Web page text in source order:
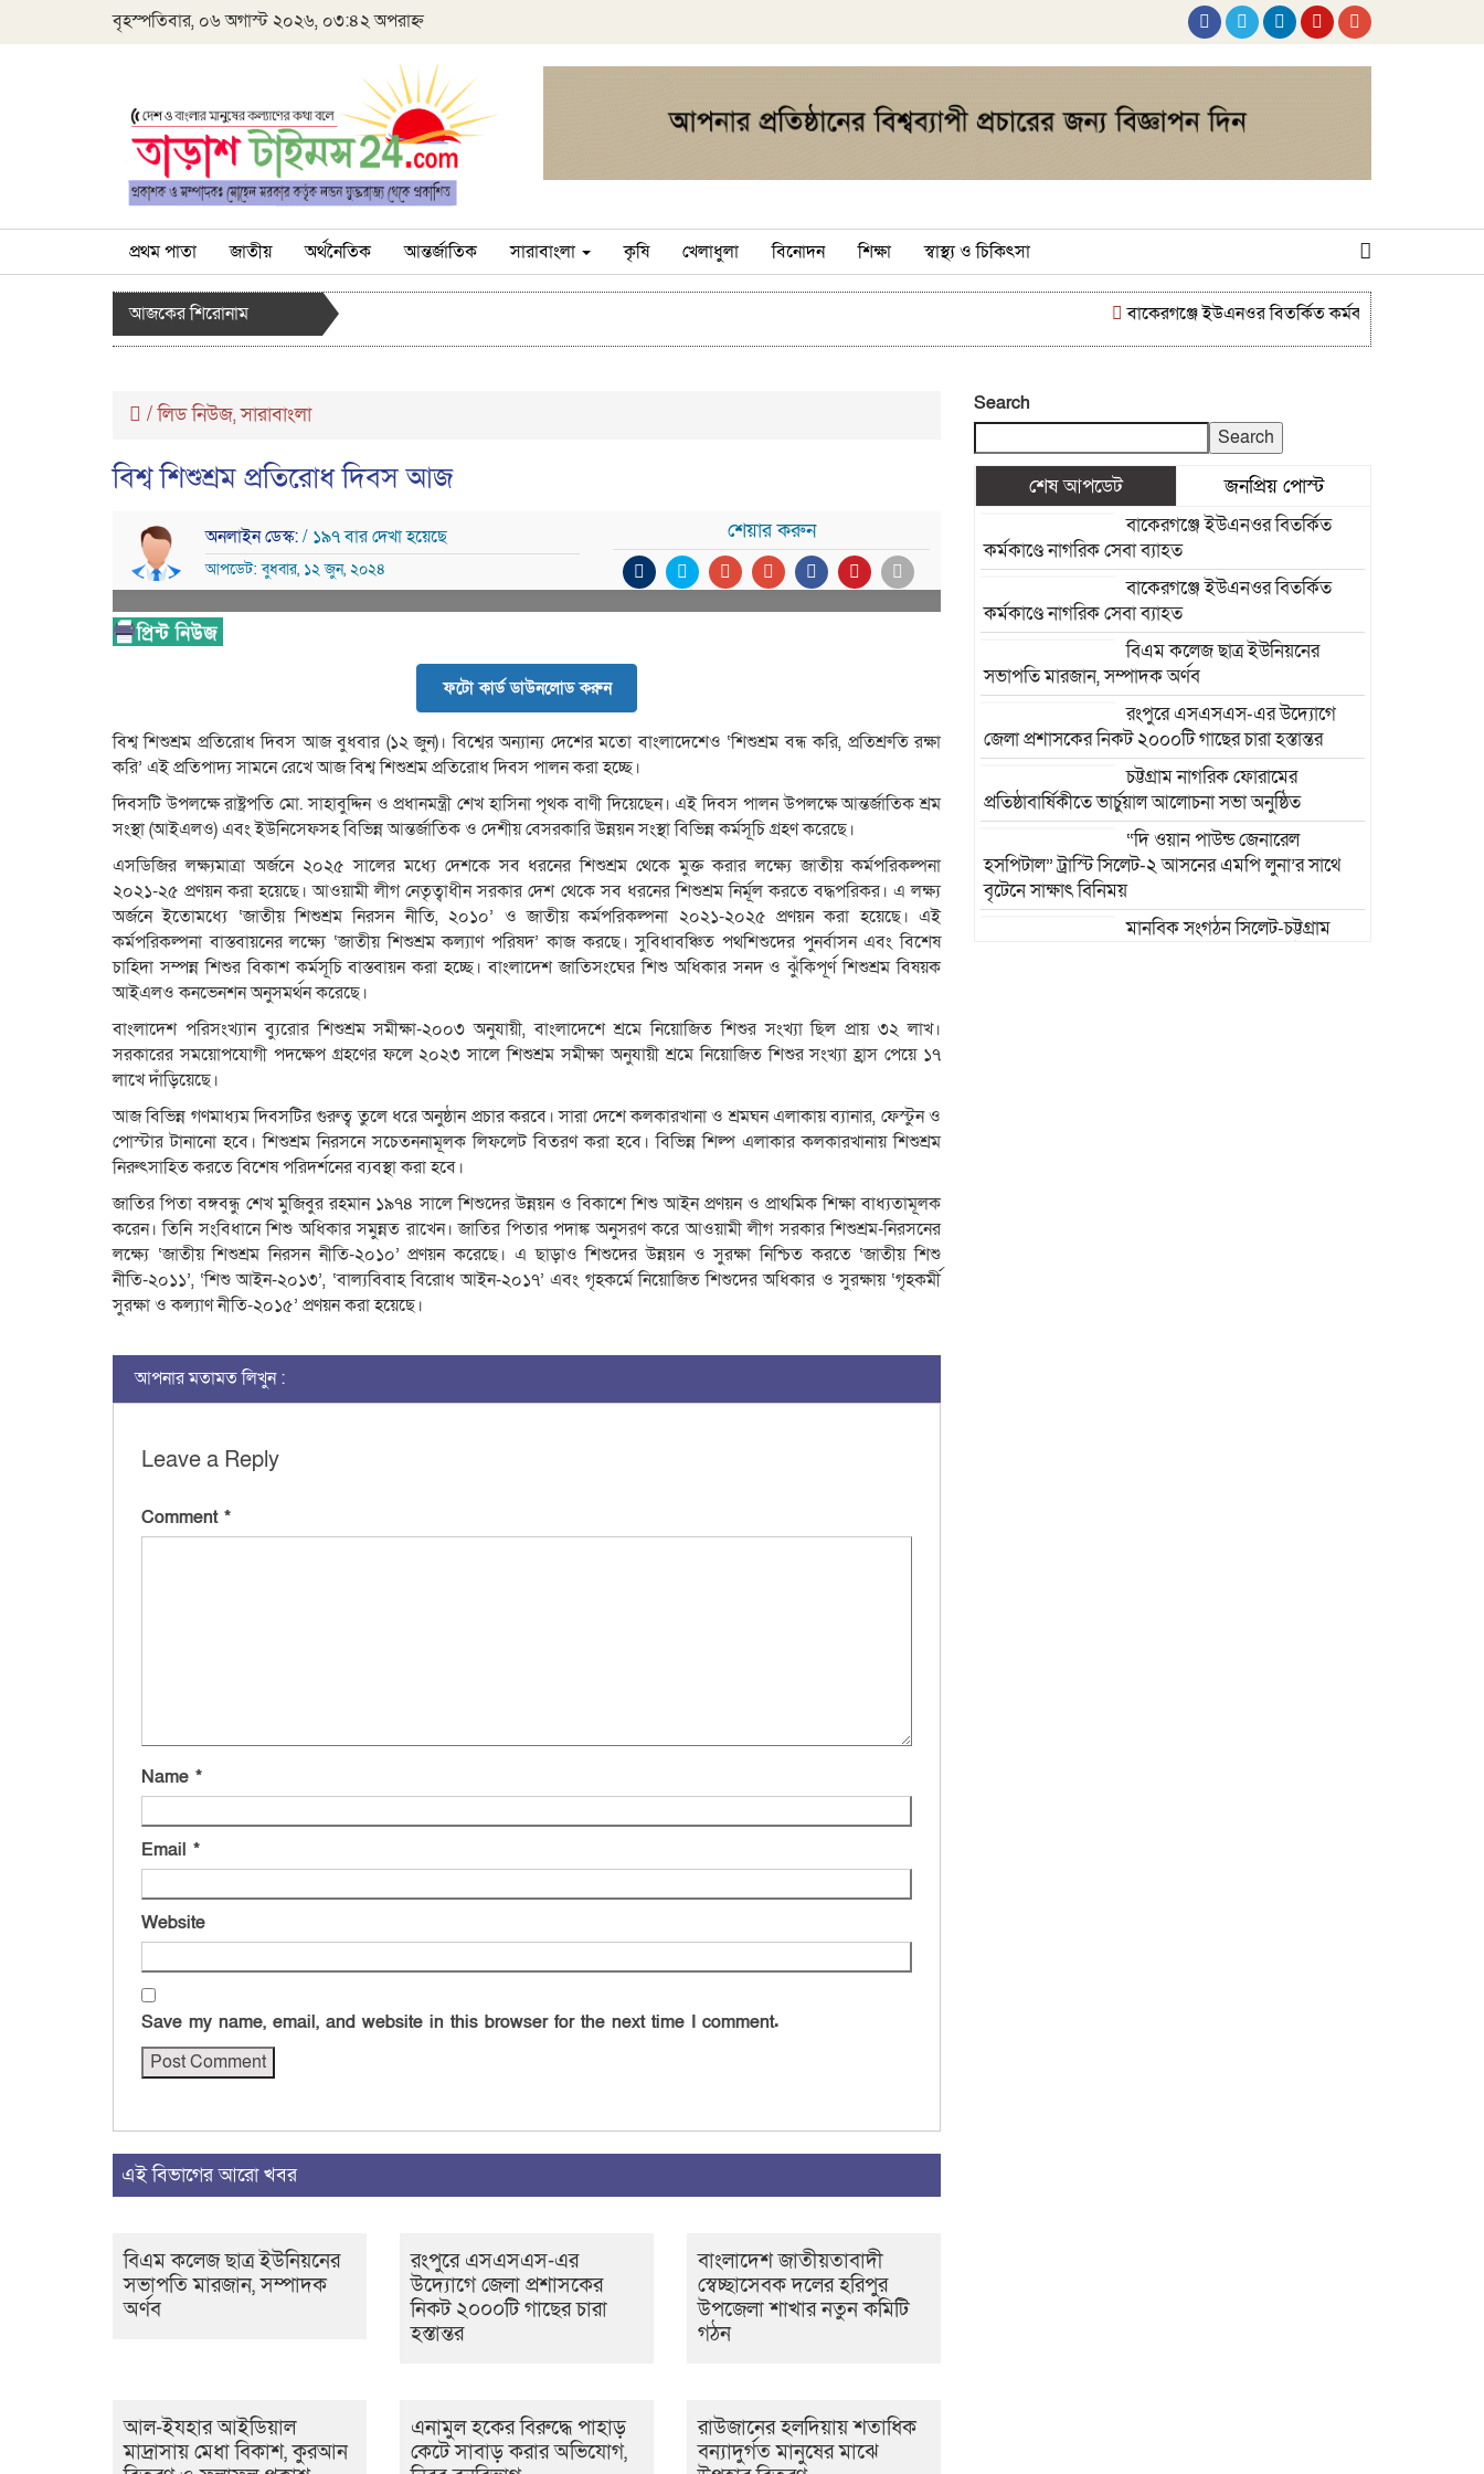
বৃহস্পতিবার, ০৬ অগাস্ট ২০২৬, ০৩:৪২ অপরাহ্ন
প্রথম পাতা জাতীয় অর্থনৈতিক আন্তর্জাতিক সারাবাংলা কৃষি খেলাধুলা বিনোদন শিক্ষা স্বাস্থ্য ও চিকিৎসা
আজকের শিরোনাম বাকেরগঞ্জে ইউএনওর বিতর্কিত কর্মকাণ্ডে নাগরিক সেবা
/লিড নিউজ,সারাবাংলা
বিশ্ব শিশুশ্রম প্রতিরোধ দিবস আজ
অনলাইন ডেস্ক:/ ১৯৭ বার দেখা হয়েছে
আপডেট: বুধবার, ১২ জুন, ২০২৪
শেয়ার করুন
ফটো কার্ড ডাউনলোড করুন
বিশ্ব শিশুশ্রম প্রতিরোধ দিবস আজ বুধবার (১২ জুন)। বিশ্বের অন্যান্য দেশের মতো বাংলাদেশেও ‘শিশুশ্রম বন্ধ করি, প্রতিশ্রুতি রক্ষা
করি’ এই প্রতিপাদ্য সামনে রেখে আজ বিশ্ব শিশুশ্রম প্রতিরোধ দিবস পালন করা হচ্ছে।
দিবসটি উপলক্ষে রাষ্ট্রপতি মো. সাহাবুদ্দিন ও প্রধানমন্ত্রী শেখ হাসিনা পৃথক বাণী দিয়েছেন। এই দিবস পালন উপলক্ষে আন্তর্জাতিক শ্রম
সংস্থা (আইএলও) এবং ইউনিসেফসহ বিভিন্ন আন্তর্জাতিক ও দেশীয় বেসরকারি উন্নয়ন সংস্থা বিভিন্ন কর্মসূচি গ্রহণ করেছে।
এসডিজির লক্ষ্যমাত্রা অর্জনে ২০২৫ সালের মধ্যে দেশকে সব ধরনের শিশুশ্রম থেকে মুক্ত করার লক্ষ্যে জাতীয় কর্মপরিকল্পনা
২০২১-২৫ প্রণয়ন করা হয়েছে। আওয়ামী লীগ নেতৃত্বাধীন সরকার দেশ থেকে সব ধরনের শিশুশ্রম নির্মূল করতে বদ্ধপরিকর। এ লক্ষ্য
অর্জনে ইতোমধ্যে ‘জাতীয় শিশুশ্রম নিরসন নীতি, ২০১০’ ও জাতীয় কর্মপরিকল্পনা ২০২১-২০২৫ প্রণয়ন করা হয়েছে। এই
কর্মপরিকল্পনা বাস্তবায়নের লক্ষ্যে ‘জাতীয় শিশুশ্রম কল্যাণ পরিষদ’ কাজ করছে। সুবিধাবঞ্চিত পথশিশুদের পুনর্বাসন এবং বিশেষ
চাহিদা সম্পন্ন শিশুর বিকাশ কর্মসূচি বাস্তবায়ন করা হচ্ছে। বাংলাদেশ জাতিসংঘের শিশু অধিকার সনদ ও ঝুঁকিপূর্ণ শিশুশ্রম বিষয়ক
আইএলও কনভেনশন অনুসমর্থন করেছে।
বাংলাদেশ পরিসংখ্যান ব্যুরোর শিশুশ্রম সমীক্ষা-২০০৩ অনুযায়ী, বাংলাদেশে শ্রমে নিয়োজিত শিশুর সংখ্যা ছিল প্রায় ৩২ লাখ।
সরকারের সময়োপযোগী পদক্ষেপ গ্রহণের ফলে ২০২৩ সালে শিশুশ্রম সমীক্ষা অনুযায়ী শ্রমে নিয়োজিত শিশুর সংখ্যা হ্রাস পেয়ে ১৭
লাখে দাঁড়িয়েছে।
আজ বিভিন্ন গণমাধ্যম দিবসটির গুরুত্ব তুলে ধরে অনুষ্ঠান প্রচার করবে। সারা দেশে কলকারখানা ও শ্রমঘন এলাকায় ব্যানার, ফেস্টুন ও
পোস্টার টানানো হবে। শিশুশ্রম নিরসনে সচেতননামূলক লিফলেট বিতরণ করা হবে। বিভিন্ন শিল্প এলাকার কলকারখানায় শিশুশ্রম
নিরুৎসাহিত করতে বিশেষ পরিদর্শনের ব্যবস্থা করা হবে।
জাতির পিতা বঙ্গবন্ধু শেখ মুজিবুর রহমান ১৯৭৪ সালে শিশুদের উন্নয়ন ও বিকাশে শিশু আইন প্রণয়ন ও প্রাথমিক শিক্ষা বাধ্যতামূলক
করেন। তিনি সংবিধানে শিশু অধিকার সমুন্নত রাখেন। জাতির পিতার পদাঙ্ক অনুসরণ করে আওয়ামী লীগ সরকার শিশুশ্রম-নিরসনের
লক্ষ্যে ‘জাতীয় শিশুশ্রম নিরসন নীতি-২০১০’ প্রণয়ন করেছে। এ ছাড়াও শিশুদের উন্নয়ন ও সুরক্ষা নিশ্চিত করতে ‘জাতীয় শিশু
নীতি-২০১১’, ‘শিশু আইন-২০১৩’, ‘বাল্যবিবাহ বিরোধ আইন-২০১৭’ এবং গৃহকর্মে নিয়োজিত শিশুদের অধিকার ও সুরক্ষায় ‘গৃহকর্মী
সুরক্ষা ও কল্যাণ নীতি-২০১৫’ প্রণয়ন করা হয়েছে।
আপনার মতামত লিখুন :
Leave a Reply
Comment *
Name *
Email *
Website
Save my name, email, and website in this browser for the next time I comment.
এই বিভাগের আরো খবর
বিএম কলেজ ছাত্র ইউনিয়নের
সভাপতি মারজান, সম্পাদক
অর্ণব
রংপুরে এসএসএস-এর
উদ্যোগে জেলা প্রশাসকের
নিকট ২০০০টি গাছের চারা
হস্তান্তর
বাংলাদেশ জাতীয়তাবাদী
স্বেচ্ছাসেবক দলের হরিপুর
উপজেলা শাখার নতুন কমিটি
গঠন
আল-ইযহার আইডিয়াল
মাদ্রাসায় মেধা বিকাশ, কুরআন
এনামুল হকের বিরুদ্ধে পাহাড়
কেটে সাবাড় করার অভিযোগ,
রাউজানের হলদিয়ায় শতাধিক
বন্যাদুর্গত মানুষের মাঝে
Search
Search
শেষ আপডেট জনপ্রিয় পোস্ট
বাকেরগঞ্জে ইউএনওর বিতর্কিত
কর্মকাণ্ডে নাগরিক সেবা ব্যাহত
বাকেরগঞ্জে ইউএনওর বিতর্কিত
কর্মকাণ্ডে নাগরিক সেবা ব্যাহত
বিএম কলেজ ছাত্র ইউনিয়নের
সভাপতি মারজান, সম্পাদক অর্ণব
রংপুরে এসএসএস-এর উদ্যোগে
জেলা প্রশাসকের নিকট ২০০০টি গাছের চারা হস্তান্তর
চট্টগ্রাম নাগরিক ফোরামের
প্রতিষ্ঠাবার্ষিকীতে ভার্চুয়াল আলোচনা সভা অনুষ্ঠিত
“দি ওয়ান পাউন্ড জেনারেল
হসপিটাল” ট্রাস্টি সিলেট-২ আসনের এমপি লুনা’র সা‌থে
বৃটেনে সাক্ষাৎ বিনিময়
মানবিক সংগঠন সিলেট-চট্টগ্রাম